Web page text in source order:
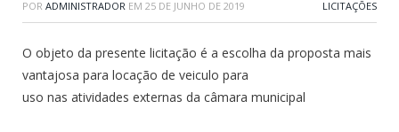
POR ADMINISTRADOR EM 25 DE JUNHO DE 2019 LICITAÇÕES
O objeto da presente licitação é a escolha da proposta mais
vantajosa para locação de veiculo para
uso nas atividades externas da câmara municipal